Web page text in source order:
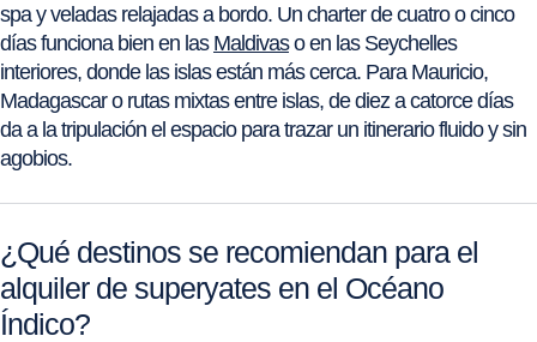
spa y veladas relajadas a bordo. Un charter de cuatro o cinco
días funciona bien en las Maldivaso en las Seychelles
interiores, donde las islas están más cerca. Para Mauricio,
Madagascar o rutas mixtas entre islas, de diez a catorce días
da a la tripulación el espacio para trazar un itinerario fluido y sin
agobios.
¿Qué destinos se recomiendan para el
alquiler de superyates en el Océano
Índico?